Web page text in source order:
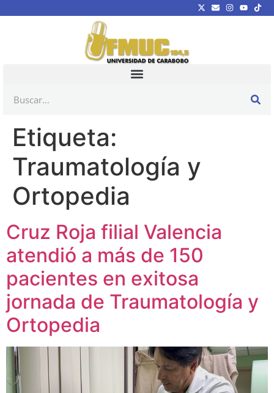
Etiqueta:
Traumatología y
Ortopedia
Cruz Roja filial Valencia
atendió a más de 150
pacientes en exitosa
jornada de Traumatología y
Ortopedia